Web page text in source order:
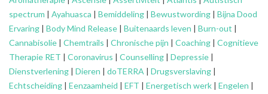
spectrum | Ayahuasca | Bemiddeling | Bewustwording | Bijna Dood
Ervaring | Body Mind Release | Buitenaards leven | Burn-out |
Cannabisolie | Chemtrails | Chronische pijn | Coaching | Cognitieve
Therapie RET | Coronavirus | Counselling | Depressie |
Dienstverlening | Dieren | doTERRA | Drugsverslaving |
Echtscheiding | Eenzaamheid | EFT | Energetisch werk | Engelen |